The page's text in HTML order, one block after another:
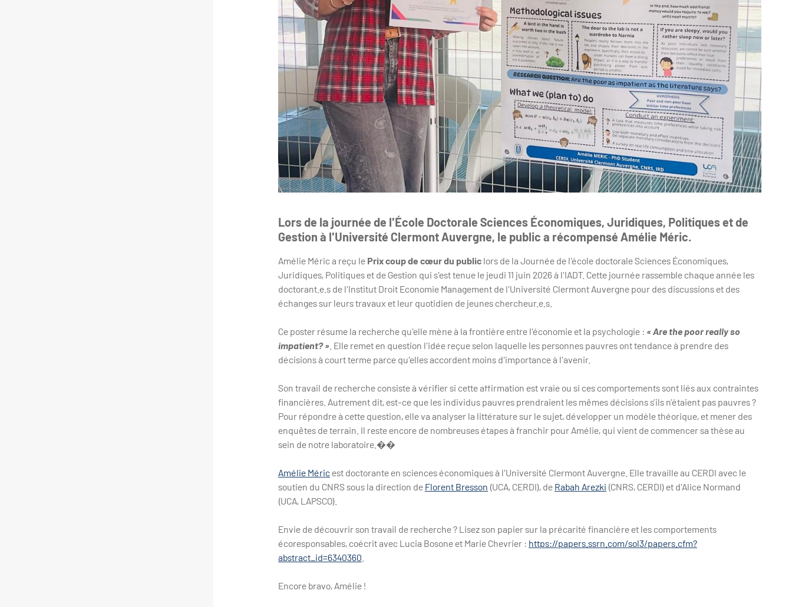
Lors de la journée de l'École Doctorale Sciences Économiques, Juridiques, Politiques et de
Gestion à l'Université Clermont Auvergne, le public a récompensé Amélie Méric.
Amélie Méric a reçu le Prix coup de cœur du publiclors de la Journée de l'école doctorale Sciences Économiques,
Juridiques, Politiques et de Gestion qui s'est tenue le jeudi 11 juin 2026 à l'IADT. Cette journée rassemble chaque année les
doctorant.e.s de l'Institut Droit Economie Management de l'Université Clermont Auvergne pour des discussions et des
échanges sur leurs travaux et leur quotidien de jeunes chercheur.e.s.
Ce poster résume la recherche qu'elle mène à la frontière entre l'économie et la psychologie : « Are the poor really so
impatient? ». Elle remet en question l'idée reçue selon laquelle les personnes pauvres ont tendance à prendre des
décisions à court terme parce qu'elles accordent moins d'importance à l'avenir.
Son travail de recherche consiste à vérifier si cette affirmation est vraie ou si ces comportements sont liés aux contraintes
financières. Autrement dit, est-ce que les individus pauvres prendraient les mêmes décisions s’ils n’étaient pas pauvres ?
Pour répondre à cette question, elle va analyser la littérature sur le sujet, développer un modèle théorique, et mener des
enquêtes de terrain. Il reste encore de nombreuses étapes à franchir pour Amélie, qui vient de commencer sa thèse au
sein de notre laboratoire.��
Amélie Méricest doctorante en sciences économiques à l'Université Clermont Auvergne. Elle travaille au CERDI avec le
soutien du CNRS sous la direction de Florent Bresson (UCA, CERDI), de Rabah Arezki (CNRS, CERDI) et d'Alice Normand
(UCA, LAPSCO).
Envie de découvrir son travail de recherche ? Lisez son papier sur la précarité financière et les comportements
écoresponsables, coécrit avec Lucia Bosone et Marie Chevrier : https://papers.ssrn.com/sol3/papers.cfm?
abstract_id=6340360
Encore bravo, Amélie !